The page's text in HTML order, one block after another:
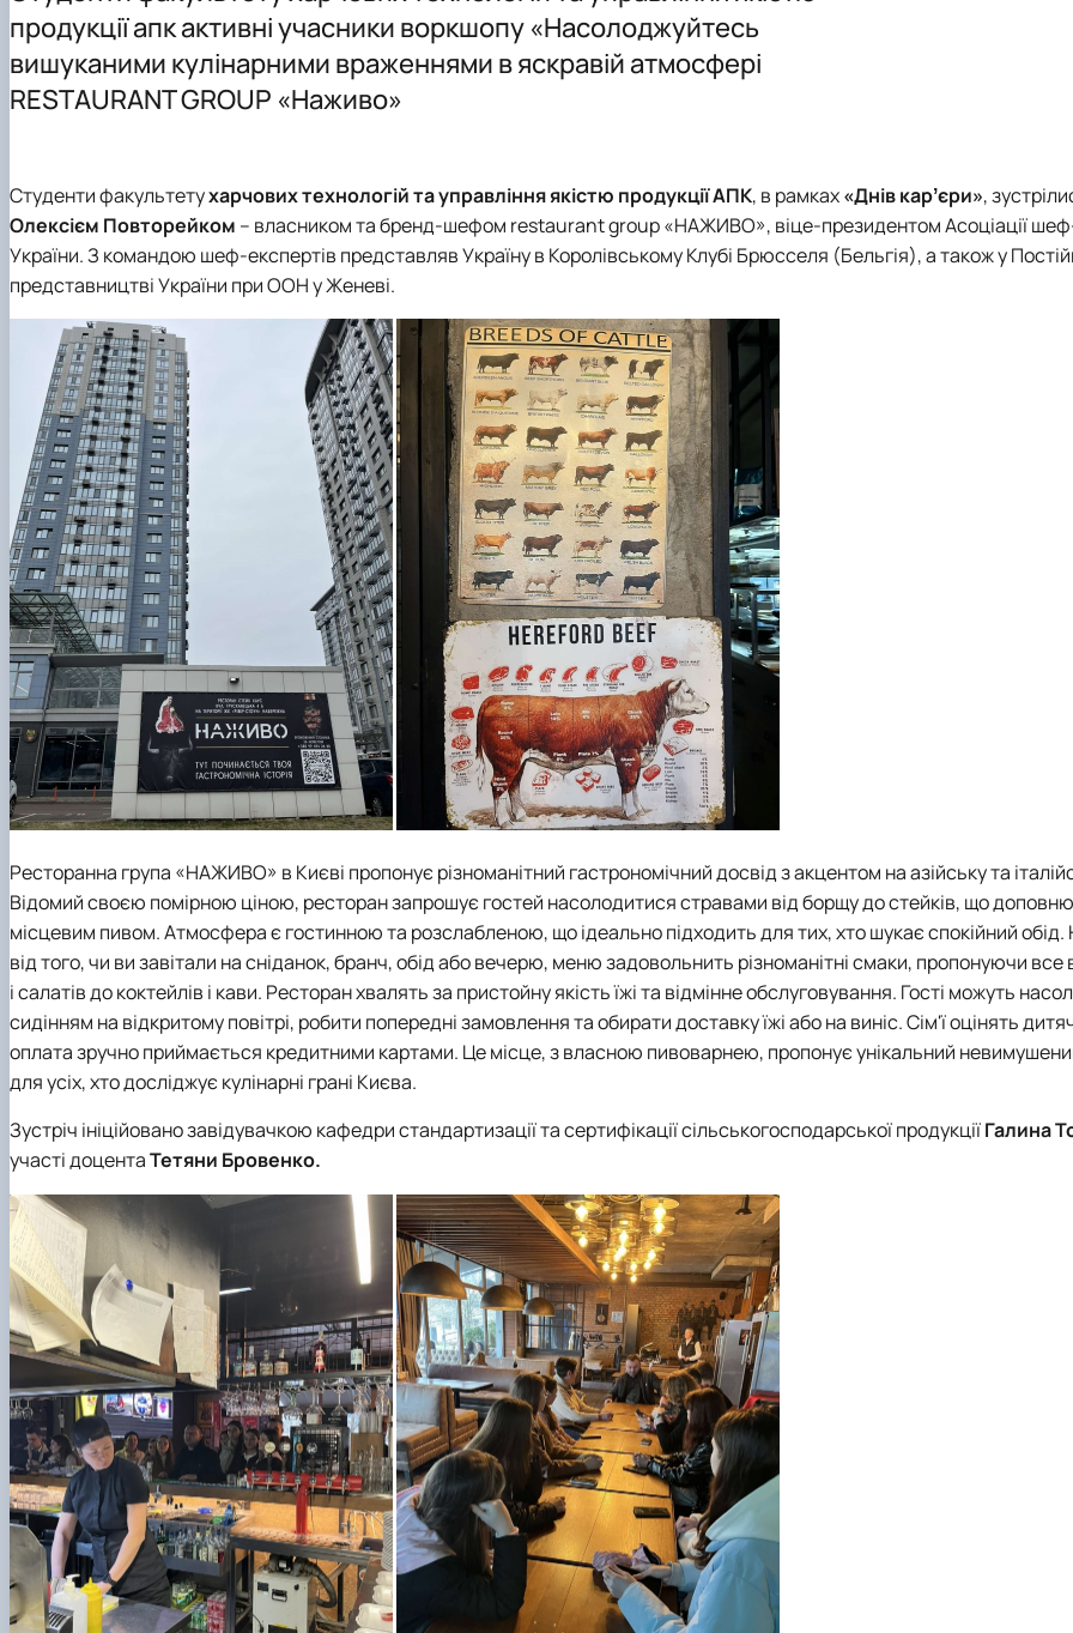
Відеородзинки
Матеріально-технічна база
Рада роботодавців
Відповідальна за інформаційне наповнення веб-сторінки факультету
Організація практик студентів
Робочі навчальні програми
Графік навчальної та виробничої практики
Підготовка магістерських робіт
ОПП "Технології зберігання та переробки риби і морепродуктів"
продукції апк активні учасники воркшопу «Насолоджуйтесь
вишуканими кулінарними враженнями в яскравій атмосфері
RESTAURANT GROUP «Наживо»
Студенти факультетухарчових технологій та управління якістю продукції АПК, в рамках«Днів карʼєри»,
Олексієм Повторейком – власником та бренд-шефом restaurant group «НАЖИВО», віце-президентом Асоціації
України. З командою шеф-експертів представляв Україну в Королівському Клубі Брюсселя (Бельгія), а також у
представництві України при ООН у Женеві.
Ресторанна група «НАЖИВО» в Києві пропонує різноманітний гастрономічний досвід з акцентом на азійську та
Відомий своєю помірною ціною, ресторан запрошує гостей насолодитися стравами від борщу до стейків, що
місцевим пивом. Атмосфера є гостинною та розслабленою, що ідеально підходить для тих, хто шукає спокійний
від того, чи ви завітали на сніданок, бранч, обід або вечерю, меню задовольнить різноманітні смаки, пропонуючи все
і салатів до коктейлів і кави. Ресторан хвалять за пристойну якість їжі та відмінне обслуговування. Гості можуть
сидінням на відкритому повітрі, робити попередні замовлення та обирати доставку їжі або на виніс. Сім'ї оцінять
оплата зручно приймається кредитними картами. Це місце, з власною пивоварнею, пропонує унікальний
для усіх, хто досліджує кулінарні грані Києва.
Зустріч ініційовано завідувачкою кафедри стандартизації та сертифікації сільськогосподарської продукціїГалина
участі доцентаТетяни Бровенко.